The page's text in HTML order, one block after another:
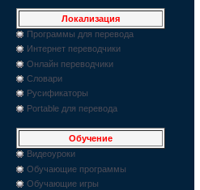
Локализация
Программы для перевода
Интернет переводчики
Онлайн переводчики
Словари
Русификаторы
Portable для перевода
Обучение
Видеоуроки
Обучающие программы
Обучающие игры